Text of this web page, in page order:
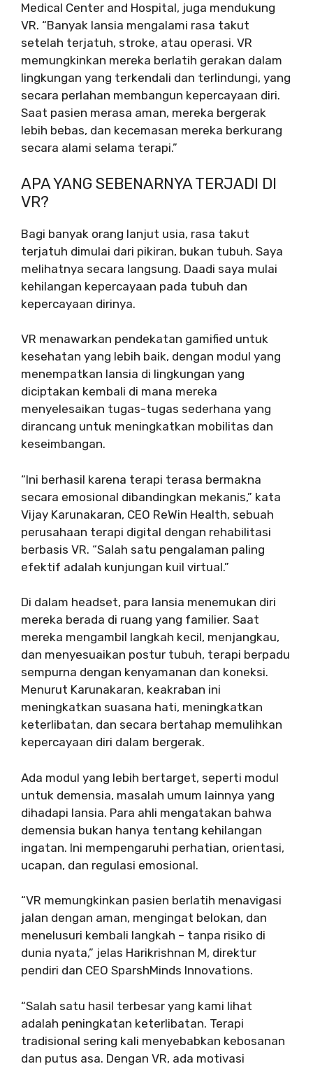
Medical Center and Hospital, juga mendukung
VR. “Banyak lansia mengalami rasa takut
setelah terjatuh, stroke, atau operasi. VR
memungkinkan mereka berlatih gerakan dalam
lingkungan yang terkendali dan terlindungi, yang
secara perlahan membangun kepercayaan diri.
Saat pasien merasa aman, mereka bergerak
lebih bebas, dan kecemasan mereka berkurang
secara alami selama terapi.”
APA YANG SEBENARNYA TERJADI DI
VR?
Bagi banyak orang lanjut usia, rasa takut
terjatuh dimulai dari pikiran, bukan tubuh. Saya
melihatnya secara langsung. Daadi saya mulai
kehilangan kepercayaan pada tubuh dan
kepercayaan dirinya.
VR menawarkan pendekatan gamified untuk
kesehatan yang lebih baik, dengan modul yang
menempatkan lansia di lingkungan yang
diciptakan kembali di mana mereka
menyelesaikan tugas-tugas sederhana yang
dirancang untuk meningkatkan mobilitas dan
keseimbangan.
“Ini berhasil karena terapi terasa bermakna
secara emosional dibandingkan mekanis,” kata
Vijay Karunakaran, CEO ReWin Health, sebuah
perusahaan terapi digital dengan rehabilitasi
berbasis VR. “Salah satu pengalaman paling
efektif adalah kunjungan kuil virtual.”
Di dalam headset, para lansia menemukan diri
mereka berada di ruang yang familier. Saat
mereka mengambil langkah kecil, menjangkau,
dan menyesuaikan postur tubuh, terapi berpadu
sempurna dengan kenyamanan dan koneksi.
Menurut Karunakaran, keakraban ini
meningkatkan suasana hati, meningkatkan
keterlibatan, dan secara bertahap memulihkan
kepercayaan diri dalam bergerak.
Ada modul yang lebih bertarget, seperti modul
untuk demensia, masalah umum lainnya yang
dihadapi lansia. Para ahli mengatakan bahwa
demensia bukan hanya tentang kehilangan
ingatan. Ini mempengaruhi perhatian, orientasi,
ucapan, dan regulasi emosional.
“VR memungkinkan pasien berlatih menavigasi
jalan dengan aman, mengingat belokan, dan
menelusuri kembali langkah – tanpa risiko di
dunia nyata,” jelas Harikrishnan M, direktur
pendiri dan CEO SparshMinds Innovations.
“Salah satu hasil terbesar yang kami lihat
adalah peningkatan keterlibatan. Terapi
tradisional sering kali menyebabkan kebosanan
dan putus asa. Dengan VR, ada motivasi